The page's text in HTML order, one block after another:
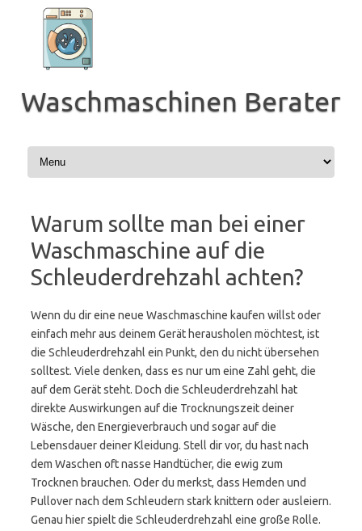
Inhalt
springen
Waschmaschinen Berater
Warum sollte man bei einer
Waschmaschine auf die
Schleuderdrehzahl achten?
Wenn du dir eine neue Waschmaschine kaufen willst oder
einfach mehr aus deinem Gerät herausholen möchtest, ist
die Schleuderdrehzahl ein Punkt, den du nicht übersehen
solltest. Viele denken, dass es nur um eine Zahl geht, die
auf dem Gerät steht. Doch die Schleuderdrehzahl hat
direkte Auswirkungen auf die Trocknungszeit deiner
Wäsche, den Energieverbrauch und sogar auf die
Lebensdauer deiner Kleidung. Stell dir vor, du hast nach
dem Waschen oft nasse Handtücher, die ewig zum
Trocknen brauchen. Oder du merkst, dass Hemden und
Pullover nach dem Schleudern stark knittern oder ausleiern.
Genau hier spielt die Schleuderdrehzahl eine große Rolle.